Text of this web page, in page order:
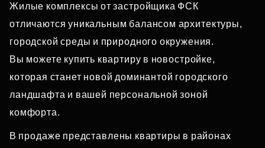
Жилые комплексы от застройщика ФСК
отличаются уникальным балансом архитектуры,
городской среды и природного окружения.
Вы можете купить квартиру в новостройке,
которая станет новой доминантой городского
ландшафта и вашей персональной зоной
комфорта.
В продаже представлены квартиры в районах